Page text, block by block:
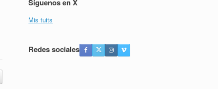
Síguenos en X
Mis tuits
Redes sociales